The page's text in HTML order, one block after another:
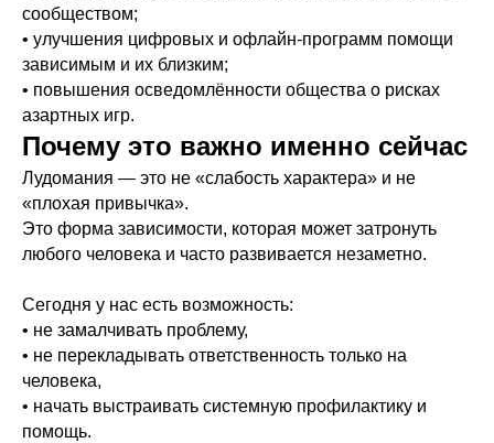
сообществом;
• улучшения цифровых и офлайн-программ помощи
зависимым и их близким;
• повышения осведомлённости общества о рисках
азартных игр.
Почему это важно именно сейчас
Лудомания — это не «слабость характера» и не
«плохая привычка».
Это форма зависимости, которая может затронуть
любого человека и часто развивается незаметно.
Сегодня у нас есть возможность:
• не замалчивать проблему,
• не перекладывать ответственность только на
человека,
• начать выстраивать системную профилактику и
помощь.